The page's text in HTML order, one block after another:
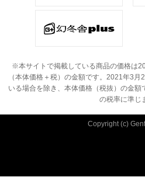
※本サイトで掲載している商品の価格は
（本体価格＋税）の金額です。 2021年3月
いる場合を除き、本体価格（税抜）の金額
の税率に準じ
Copyright (c)